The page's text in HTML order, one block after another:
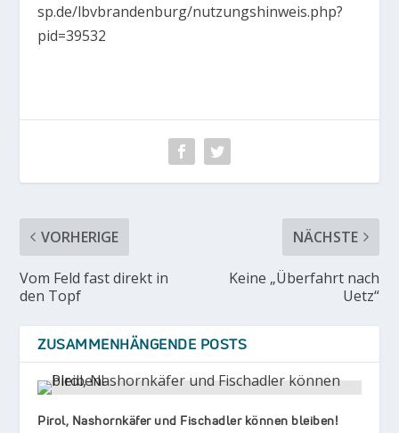
sp.de/lbvbrandenburg/nutzungshinweis.php?
pid=39532
VORHERIGE
Vom Feld fast direkt in
den Topf
NÄCHSTE
Keine „Überfahrt nach
Uetz“
ZUSAMMENHÄNGENDE POSTS
Pirol, Nashornkäfer und Fischadler können bleiben!